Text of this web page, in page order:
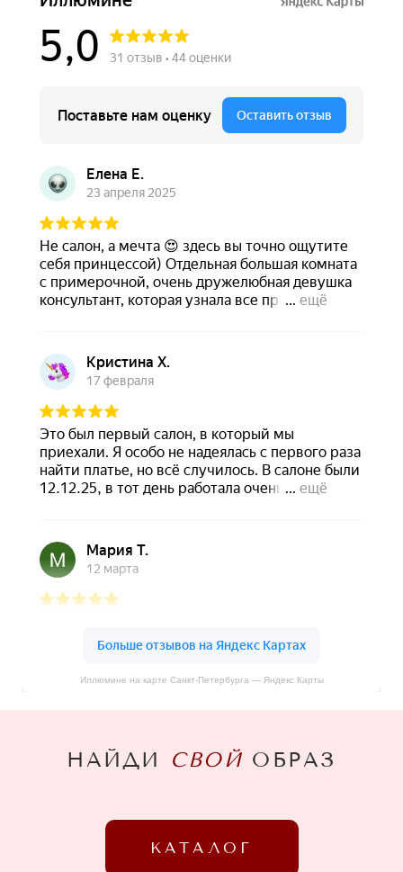
Иллюмине на карте Санкт‑Петербурга — Яндекс Карты
НАЙДИ СВОЙ ОБРАЗ
КАТАЛОГ